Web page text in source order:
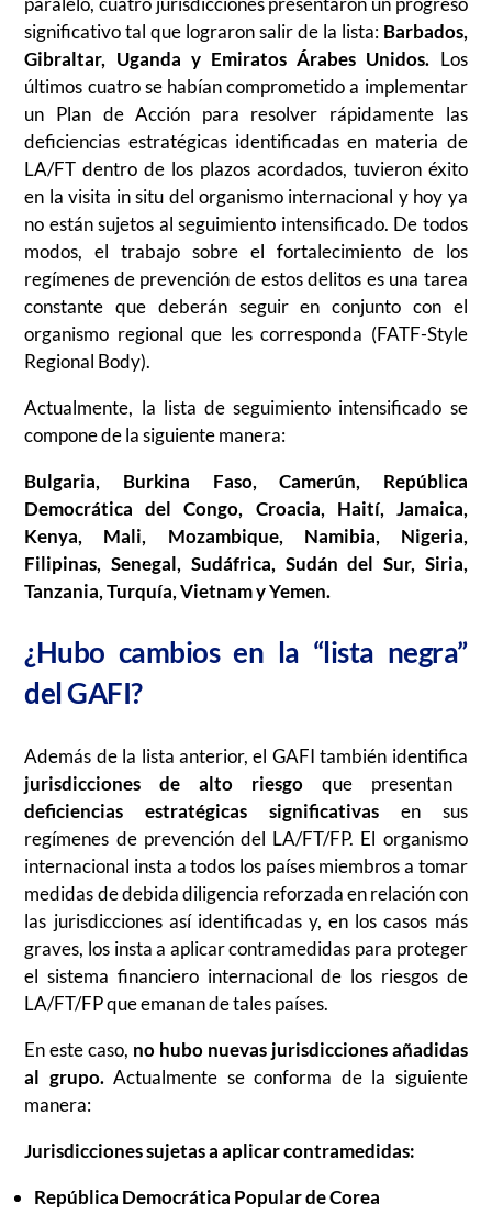
significativo tal que lograron salir de la lista: Barbados,
Gibraltar, Uganda y Emiratos Árabes Unidos. Los
últimos cuatro se habían comprometido a implementar
un Plan de Acción para resolver rápidamente las
deficiencias estratégicas identificadas en materia de
LA/FT dentro de los plazos acordados, tuvieron éxito
en la visita in situ del organismo internacional y hoy ya
no están sujetos al seguimiento intensificado. De todos
modos, el trabajo sobre el fortalecimiento de los
regímenes de prevención de estos delitos es una tarea
constante que deberán seguir en conjunto con el
organismo regional que les corresponda (FATF-Style
Regional Body).
Actualmente, la lista de seguimiento intensificado se
compone de la siguiente manera:
Bulgaria, Burkina Faso, Camerún, República
Democrática del Congo, Croacia, Haití, Jamaica,
Kenya, Mali, Mozambique, Namibia, Nigeria,
Filipinas, Senegal, Sudáfrica, Sudán del Sur, Siria,
Tanzania, Turquía, Vietnam y Yemen.
¿Hubo cambios en la “lista negra”
del GAFI?
Además de la lista anterior, el GAFI también identifica
jurisdicciones de alto riesgo que presentan
deficiencias estratégicas significativas en sus
regímenes de prevención del LA/FT/FP. El organismo
internacional insta a todos los países miembros a tomar
medidas de debida diligencia reforzada en relación con
las jurisdicciones así identificadas y, en los casos más
graves, los insta a aplicar contramedidas para proteger
el sistema financiero internacional de los riesgos de
LA/FT/FP que emanan de tales países.
En este caso, no hubo nuevas jurisdicciones añadidas
al grupo.Actualmente se conforma de la siguiente
manera:
Jurisdicciones sujetas a aplicar contramedidas:
República Democrática Popular de Corea